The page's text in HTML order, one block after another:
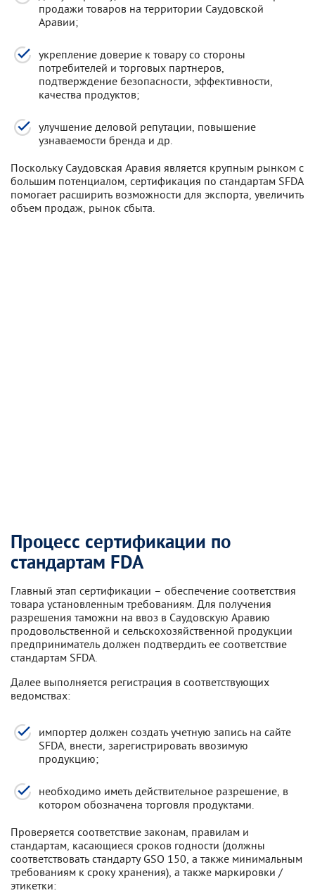
продажи товаров на территории Саудовской
Аравии;
укрепление доверие к товару со стороны
потребителей и торговых партнеров,
подтверждение безопасности, эффективности,
качества продуктов;
улучшение деловой репутации, повышение
узнаваемости бренда и др.
Поскольку Саудовская Аравия является крупным рынком с
большим потенциалом, сертификация по стандартам SFDA
помогает расширить возможности для экспорта, увеличить
объем продаж, рынок сбыта.
Процесс сертификации по
стандартам FDA
Главный этап сертификации – обеспечение соответствия
товара установленным требованиям. Для получения
разрешения таможни на ввоз в Саудовскую Аравию
продовольственной и сельскохозяйственной продукции
предприниматель должен подтвердить ее соответствие
стандартам SFDA.
Далее выполняется регистрация в соответствующих
ведомствах:
импортер должен создать учетную запись на сайте
SFDA, внести, зарегистрировать ввозимую
продукцию;
необходимо иметь действительное разрешение, в
котором обозначена торговля продуктами.
Проверяется соответствие законам, правилам и
стандартам, касающиеся сроков годности (должны
соответствовать стандарту GSO 150, а также минимальным
требованиям к сроку хранения), а также маркировки /
этикетки: